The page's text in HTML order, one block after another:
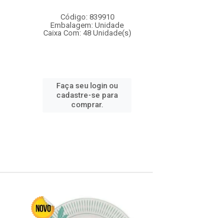
Código: 839910
Embalagem: Unidade
Caixa Com: 48 Unidade(s)
Faça seu login ou
cadastre-se para
comprar.